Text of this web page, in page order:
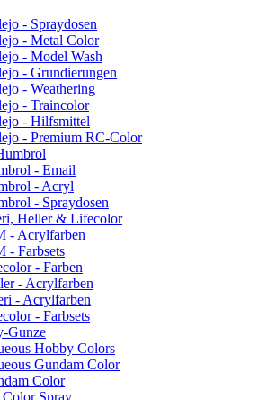
- Spraydosen
- Metal Color
- Model Wash
- Grundierungen
- Weathering
- Traincolor
- Hilfsmittel
- Premium RC-Color
- Email
- Acryl
- Spraydosen
Heller & Lifecolor
- Acrylfarben
- Farbsets
- Farben
- Acrylfarben
- Acrylfarben
- Farbsets
Gunze
Hobby Colors
Gundam Color
Color
Spray